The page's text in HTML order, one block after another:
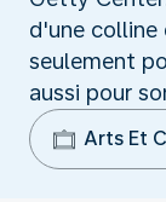
d'une colline
seulement
aussi pour
Arts Et